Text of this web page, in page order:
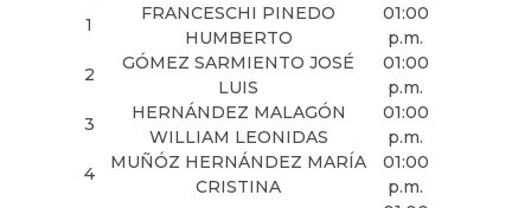
1
FRANCESCHI PINEDO
HUMBERTO
01:00
p.m.
2
GÓMEZ SARMIENTO JOSÉ
LUIS
01:00
p.m.
3
HERNÁNDEZ MALAGÓN
WILLIAM LEONIDAS
01:00
p.m.
4
MUÑÓZ HERNÁNDEZ MARÍA
CRISTINA
01:00
p.m.